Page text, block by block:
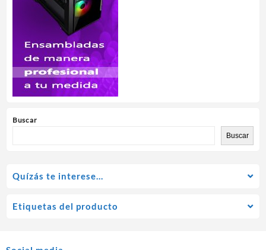
Buscar
Buscar
Quízás te interese…
Etiquetas del producto